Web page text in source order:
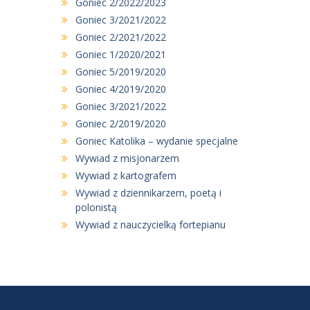
Goniec 3/2021/2022
Goniec 2/2021/2022
Goniec 1/2020/2021
Goniec 5/2019/2020
Goniec 4/2019/2020
Goniec 3/2021/2022
Goniec 2/2019/2020
Goniec Katolika – wydanie specjalne
Wywiad z misjonarzem
Wywiad z kartografem
Wywiad z dziennikarzem, poetą i
polonistą
Wywiad z nauczycielką fortepianu